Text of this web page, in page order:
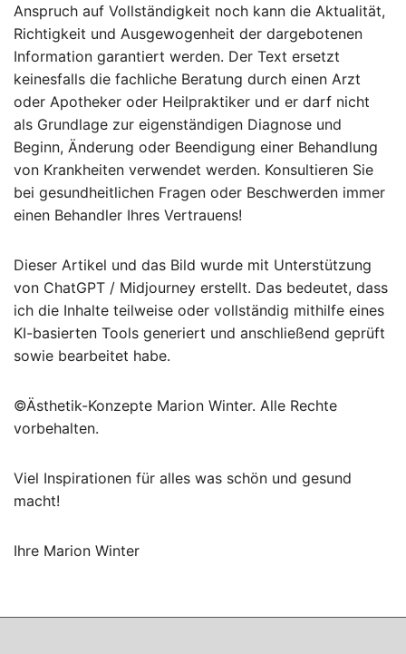
Anspruch auf Vollständigkeit noch kann die Aktualität,
Richtigkeit und Ausgewogenheit der dargebotenen
Information garantiert werden. Der Text ersetzt
keinesfalls die fachliche Beratung durch einen Arzt
oder Apotheker oder Heilpraktiker und er darf nicht
als Grundlage zur eigenständigen Diagnose und
Beginn, Änderung oder Beendigung einer Behandlung
von Krankheiten verwendet werden. Konsultieren Sie
bei gesundheitlichen Fragen oder Beschwerden immer
einen Behandler Ihres Vertrauens!
Dieser Artikel und das Bild wurde mit Unterstützung
von ChatGPT / Midjourney erstellt. Das bedeutet, dass
ich die Inhalte teilweise oder vollständig mithilfe eines
KI-basierten Tools generiert und anschließend geprüft
sowie bearbeitet habe.
©Ästhetik-Konzepte Marion Winter. Alle Rechte
vorbehalten.
Viel Inspirationen für alles was schön und gesund
macht!
Ihre Marion Winter